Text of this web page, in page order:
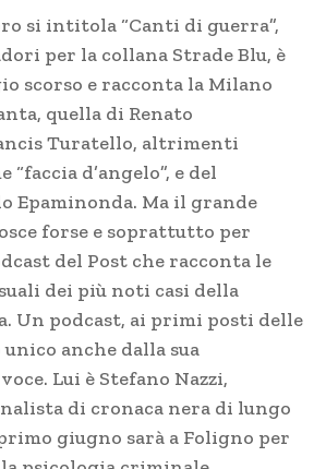
si intitola “Canti di guerra”,
per la collana Strade Blu, è
scorso e racconta la Milano
quella di Renato
Turatello, altrimenti
“faccia d’angelo”, e del
Epaminonda. Ma il grande
forse e soprattutto per
del Post che racconta le
dei più noti casi della
Un podcast, ai primi posti delle
anche dalla sua
Lui è Stefano Nazzi,
di cronaca nera di lungo
giugno sarà a Foligno per